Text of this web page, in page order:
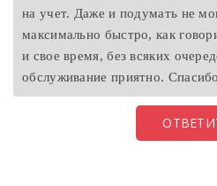
на учет. Даже и подумать не
максимально быстро, как
и свое время, без всяких
обслуживание приятно.